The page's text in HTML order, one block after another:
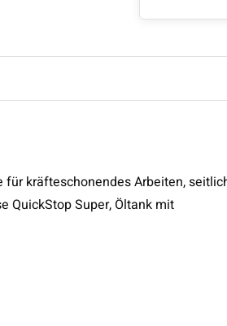
kräfteschonendes Arbeiten,
QuickStop Super, Öltank mit